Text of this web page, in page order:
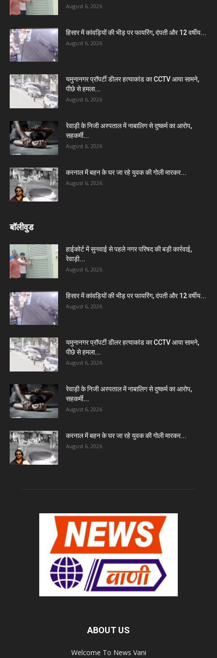
August 6, 2026
हिसार में कांवड़ियों की भीड़ पर फायरिंग, दंपती और 12 वर्षीय...
August 6, 2026
यमुनानगर प्रॉपर्टी डीलर हत्याकांड का CCTV आया सामने,
पीछे से हमला...
August 6, 2026
रेवाड़ी के निजी अस्पताल में नाबालिग से दुष्कर्म का आरोप,
सहकर्मी...
August 6, 2026
करनाल में बहन के घर जा रहे युवक की गोली मारकर...
August 6, 2026
बॉलीवुड
हाईकोर्ट में सुनवाई से पहले नगर परिषद की बड़ी कार्रवाई,
रेवाड़ी...
August 6, 2026
हिसार में कांवड़ियों की भीड़ पर फायरिंग, दंपती और 12 वर्षीय...
August 6, 2026
यमुनानगर प्रॉपर्टी डीलर हत्याकांड का CCTV आया सामने,
पीछे से हमला...
August 6, 2026
रेवाड़ी के निजी अस्पताल में नाबालिग से दुष्कर्म का आरोप,
सहकर्मी...
August 6, 2026
करनाल में बहन के घर जा रहे युवक की गोली मारकर...
August 6, 2026
ABOUT US
Welcome To News Vani